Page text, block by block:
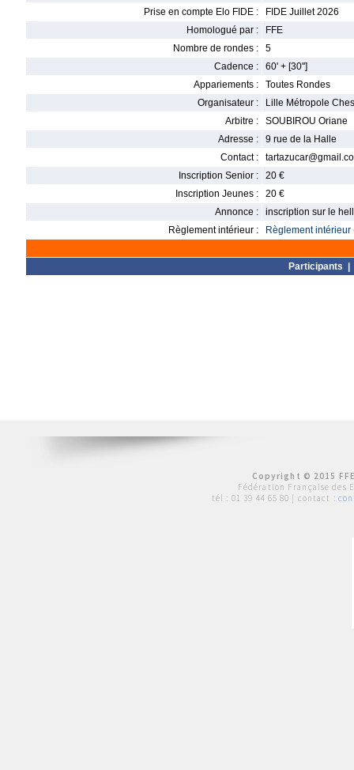
Prise en compte Elo FIDE :
FIDE Juillet 2026
Homologué par :
FFE
Nombre de rondes :
5
Cadence :
60' + [30'']
Appariements :
Toutes Rondes
Organisateur :
Lille Métropole
Arbitre :
SOUBIROU Oriane
Adresse :
9 rue de la Halle
Contact :
Inscription Senior :
20 €
Inscription Jeunes :
20 €
Annonce :
inscription sur le
Règlement intérieur :
Règlement intérieur
Participants
Copyright © 2015
Fédération Française des
tél : 01 39 44 65 80 | contact :